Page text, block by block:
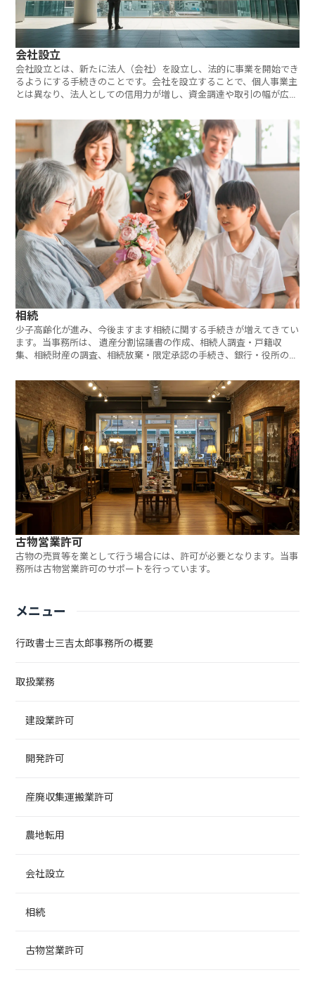
会社設立
会社設立とは、新たに法人（会社）を設立し、法的に事業を開始でき
るようにする手続きのことです。会社を設立することで、個人事業主
とは異なり、法人としての信用力が増し、資金調達や取引の幅が広が
相続
少子高齢化が進み、今後ますます相続に関する手続きが増えてきてい
ます。当事務所は、 遺産分割協議書の作成、相続人調査・戸籍収
集、相続財産の調査、相続放棄・限定承認の手続き、銀行・役所の手
古物営業許可
古物の売買等を業として行う場合には、許可が必要となります。当事
務所は古物営業許可のサポートを行っています。
メニュー
行政書士三吉太郎事務所の概要
取扱業務
建設業許可
開発許可
産廃収集運搬業許可
農地転用
会社設立
相続
古物営業許可